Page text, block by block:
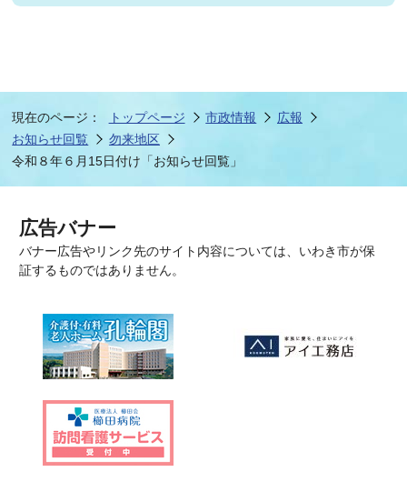
現在のページ： トップページ 市政情報
広報
お知らせ回覧
勿来地区
令和８年６月15日付け「お知らせ回覧」
広告バナー
バナー広告やリンク先のサイト内容については、いわき市が保
証するものではありません。